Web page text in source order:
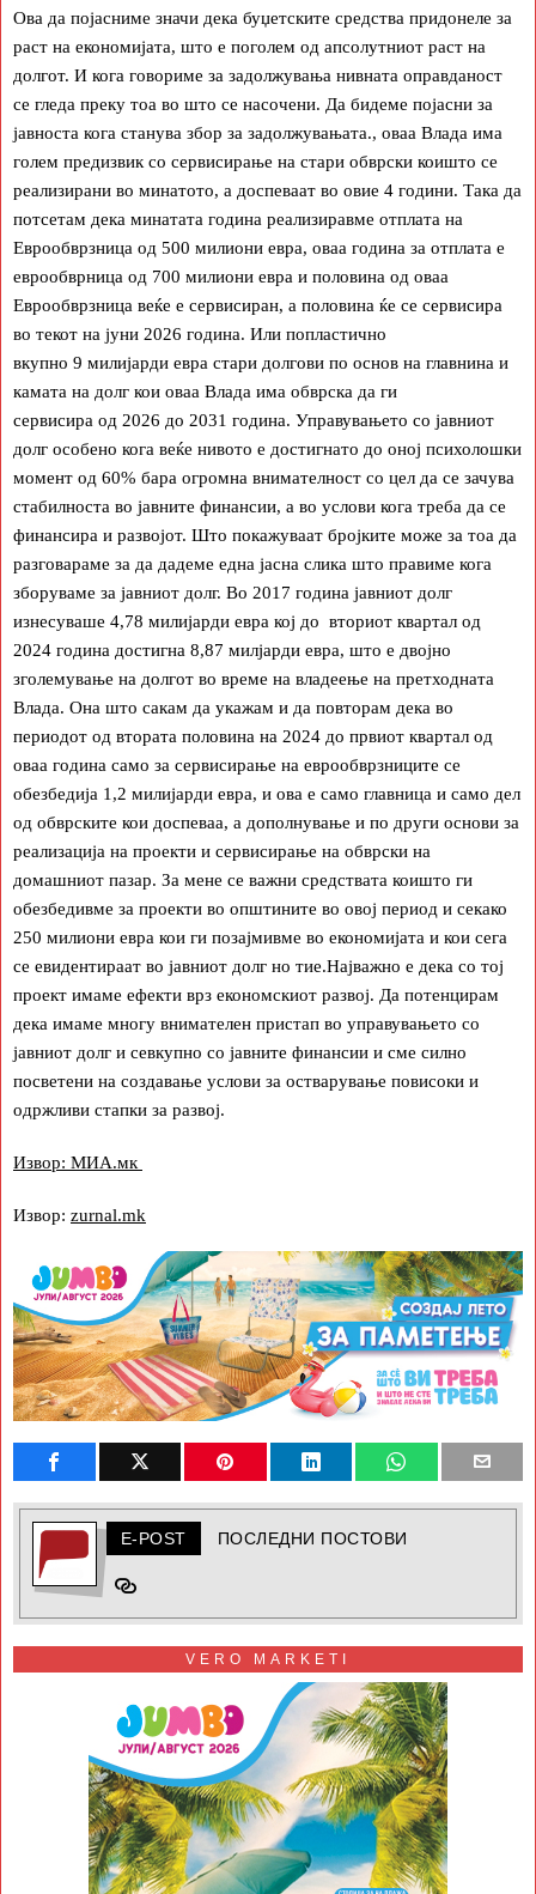
Ова да појасниме значи дека буџетските средства придонеле за
раст на економијата, што е поголем од апсолутниот раст на
долгот. И кога говориме за задолжувања нивната оправданост
се гледа преку тоа во што се насочени. Да бидеме појасни за
јавноста кога станува збор за задолжувањата., oваа Влада има
голем предизвик со сервисирање на стари обврски коишто се
реализирани во минатото, а доспеваат во овие 4 години. Така да
потсетам дека минатата година реализиравме отплата на
Еврообврзница од 500 милиони евра, оваа година за отплата е
еврообврница од 700 милиони евра и половина од оваа
Еврообврзница веќе е сервисиран, а половина ќе се сервисира
во текот на јуни 2026 година. Или попластично
вкупно 9 милијарди евра стари долгови по основ на главнина и
камата на долг кои оваа Влада има обврска да ги
сервисира од 2026 до 2031 година. Управувањето со јавниот
долг особено кога веќе нивото е достигнато до оној психолошки
момент од 60% бара огромна внимателност со цел да се зачува
стабилноста во јавните финансии, а во услови кога треба да се
финансира и развојот. Што покажуваат бројките може за тоа да
разговараме за да дадеме една јасна слика што правиме кога
зборуваме за јавниот долг. Во 2017 година јавниот долг
изнесуваше 4,78 милијарди евра кој до вториот квартал од
2024 година достигна 8,87 милјарди евра, што e двојно
зголемување на долгот во време на владеење на претходната
Влада. Она што сакам да укажам и да повторам дека во
периодот од втората половина на 2024 до првиот квартал од
оваа година само за сервисирање на еврообврзниците се
обезбедија 1,2 милијарди евра, и ова е само главница и само дел
од обврските кои доспеваа, а дополнување и по други основи за
реализација на проекти и сервисирање на обврски на
домашниот пазар. За мене се важни средствата коишто ги
обезбедивме за проекти во општините во овој период и секако
250 милиони евра кои ги позајмивме во економијата и кои сега
се евидентираат во јавниот долг но тие.Најважно е дека со тој
проект имаме ефекти врз економскиот развој. Да потенцирам
дека имаме многу внимателен пристап во управувањето со
јавниот долг и севкупно со јавните финансии и сме силно
посветени на создавање услови за остварување повисоки и
одржливи стапки за развој.
Извор: МИА.мк
Извор: zurnal.mk
E-POST ПОСЛЕДНИ ПОСТОВИ
VERO MARKETI